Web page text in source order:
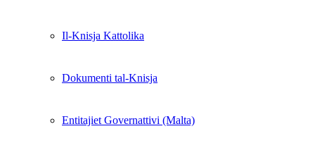
Il-Knisja Kattolika
Dokumenti tal-Knisja
Entitajiet Governattivi (Malta)